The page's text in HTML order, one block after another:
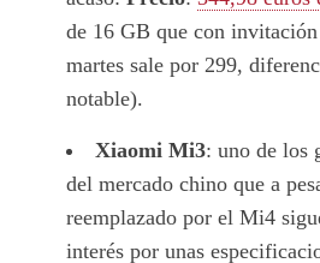
de 16 GB que con
martes sale por 299,
notable).
Xiaomi Mi3: uno de los
del mercado chino que a
reemplazado por el Mi4
interés por unas